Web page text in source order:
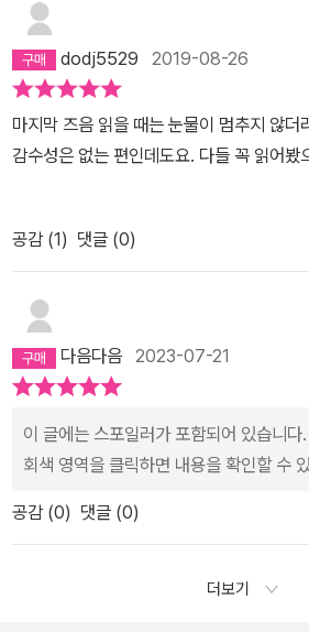
진 아이는 곤이라 불리웠다. 귀 뒤에 아가
래부터 갖고 태어난 것인지, 호수에 빠지면
인지 모를 아가미. 작은 물고기. 물고기, 사
해서 내가 꼭 커다란 욕조에 들어가 오래도
수리를 보고 있는 것 같은 착각을 일으켰다.
에 부합하지 않는가 싶었는데, 읽다 보면
분이 있었다. <아가미>는 올해 초에 구입해
지 모르지만, 여름에 읽고 싶던 까닭이었다
없었지만 참 잘한 일이었다. 곤의 세계에서
로나마 헤아려 볼 수 있었기에, 그 소년이
살아가고 있을지에 대한 궁금증을 갖는 단
도 살아줬으면 좋겠으니까.처음에는 강하가
먹은 꼬맹이가 세상 다 산 노인보다 더 비관
꼴이 같잖아서. 강하는 유난히 곤을 괴롭힌
을 마감하고 결국 토막이 날 것이라고. 어린
럼 살았다. 최소한의 것을 만지며 최소한의
의 시선에도 들지 않기 위해 숨어 살았다.
동반자살을 감행한 아빠는 죽고 어린 아들
인어왕자의 이야기인가 싶지만, 불행을 운
살아가려는 이들의 이야기이다.
dodj5529 2019-08-26
마지막 즈음 읽을 때는 눈물이 멈추지 않더
감수성은 없는 편인데도요. 다들 꼭 읽어봤
공감 (1) 댓글 (0)
다음다음 2023-07-21
이 글에는 스포일러가 포함되어 있습니다.
회색 영역을 클릭하면 내용을 확인할 수
공감 (0) 댓글 (0)
더보기